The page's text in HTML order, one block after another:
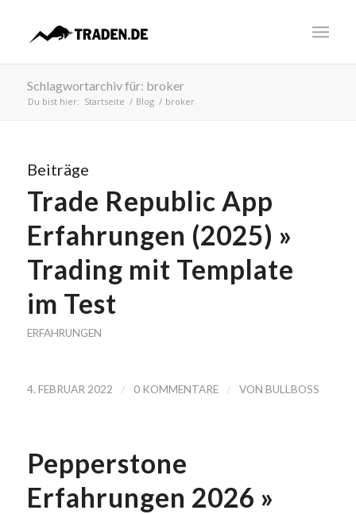
Schlagwortarchiv für: broker
Du bist hier: Startseite / Blog / broker
Beiträge
Trade Republic App
Erfahrungen (2025) »
Trading mit Template
im Test
ERFAHRUNGEN
4. FEBRUAR 2022 / 0 KOMMENTARE / VON BULLBOSS
Pepperstone
Erfahrungen 2026 »